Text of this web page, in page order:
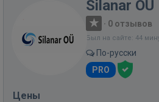
Silanar OÜ
· 0 отзывов
Был на сайте: 44
По-русски
PRO
Цены